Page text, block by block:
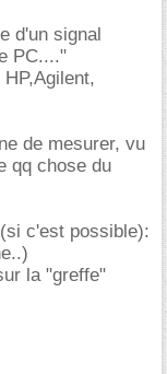
d'un signal
PC...."
de mesurer, vu
qq chose du
c'est possible):
la "greffe"